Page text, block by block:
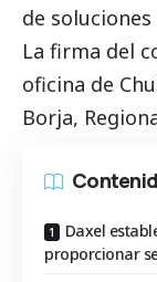
de
La firma del
oficina de
Borja,
Daxel
proporcionar